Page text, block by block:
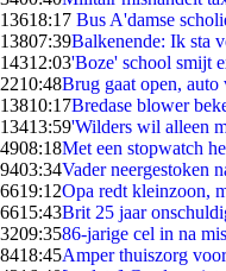
13618:17 Bus A'damse
13807:39Balkenende: Ik sta
14312:03'Boze' school smijt
2210:48Brug gaat open,
13810:17Bredase blower
13413:59'Wilders wil alleen
4908:18Met een stopwatch
9403:34Vader neergestoken
6619:12Opa redt kleinzoon,
6615:43Brit 25 jaar
3209:3586-jarige cel in na
8418:45Amper thuiszorg